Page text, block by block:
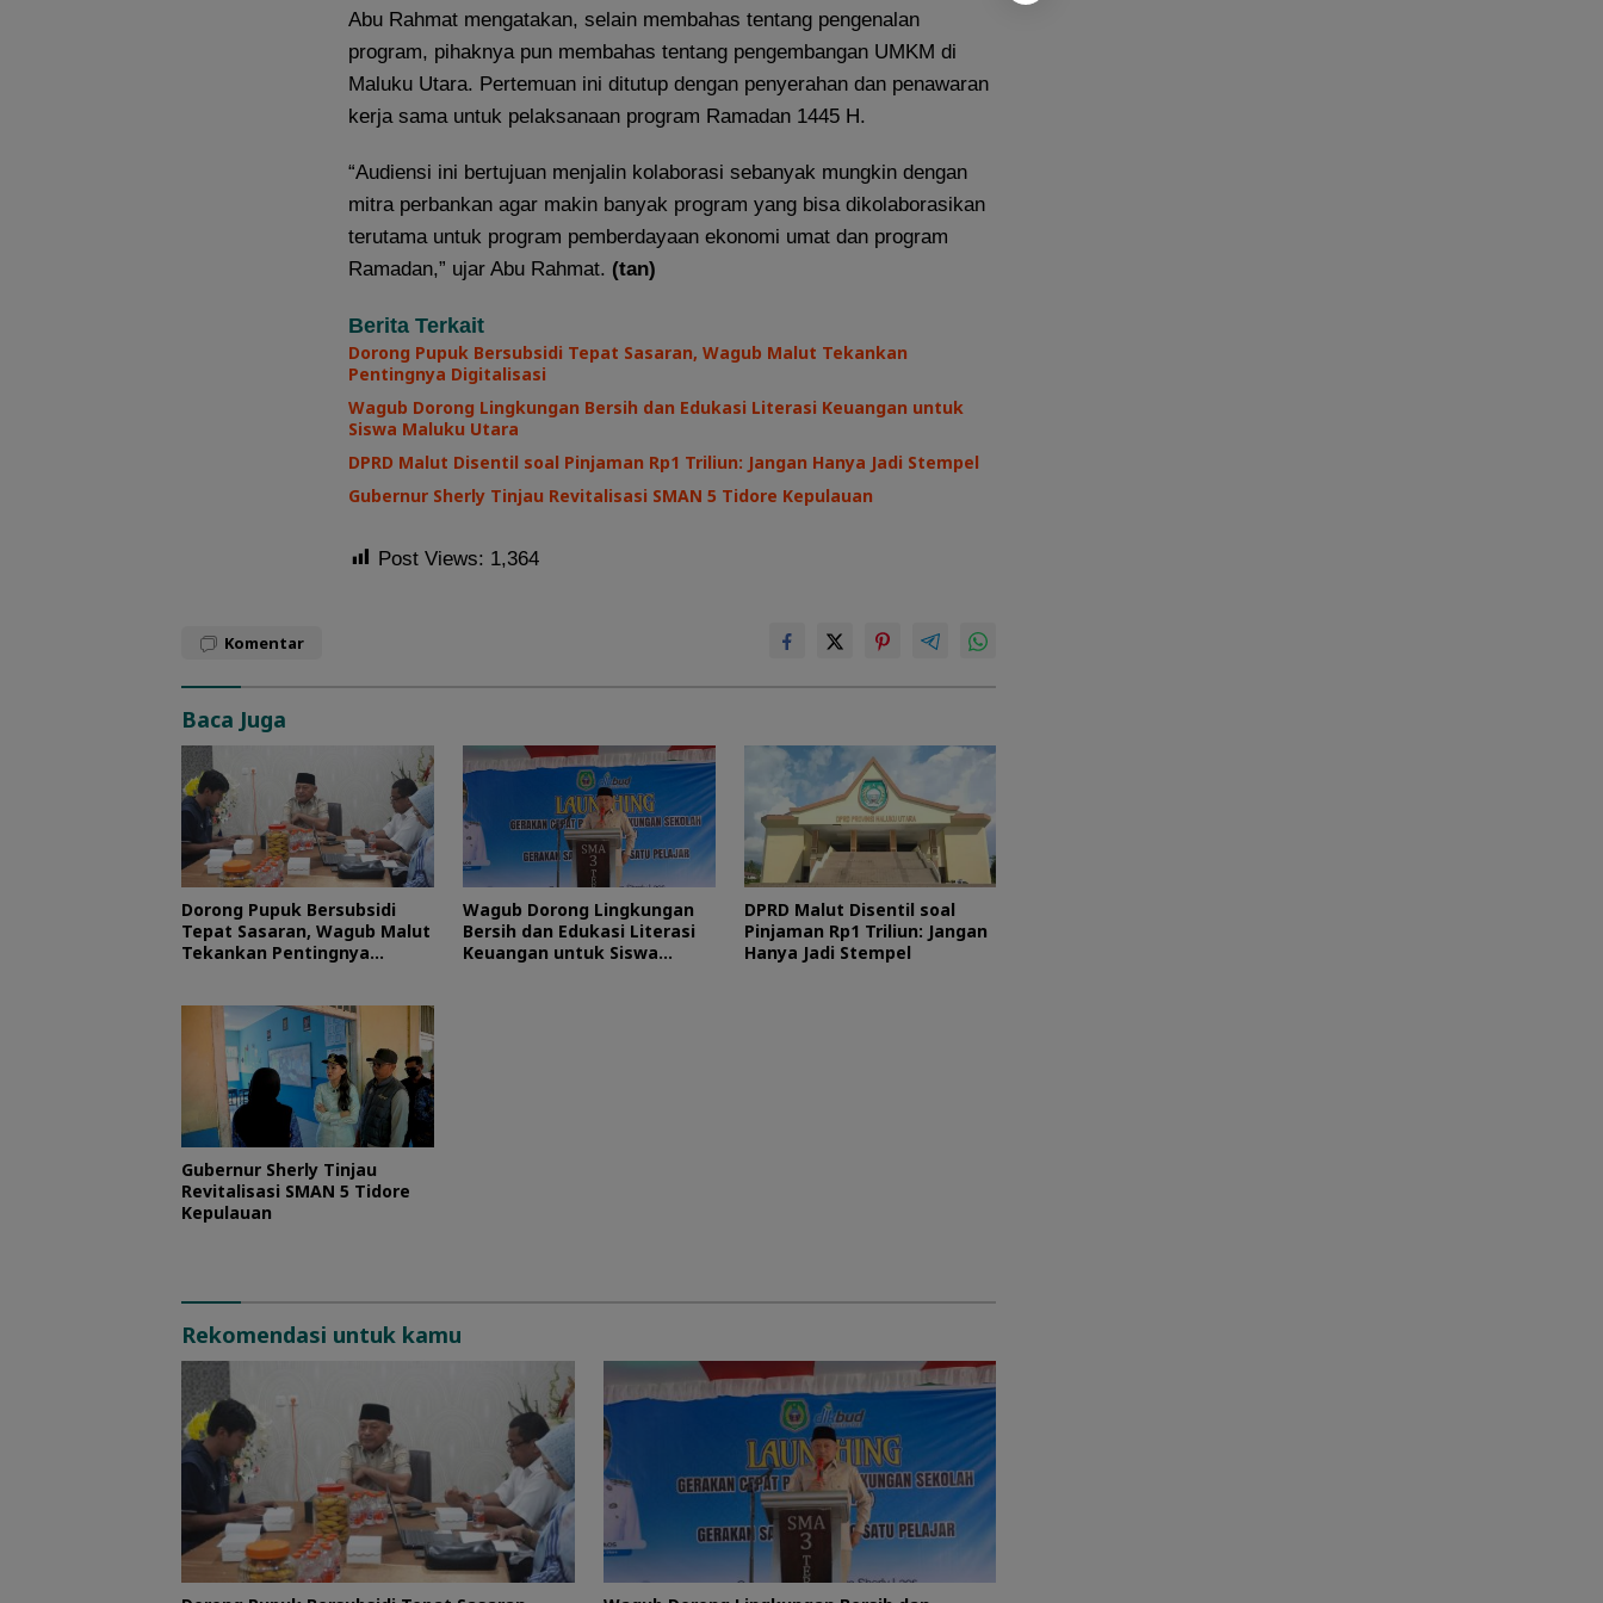
Abu Rahmat mengatakan, selain membahas tentang pengenalan
program, pihaknya pun membahas tentang pengembangan UMKM di
Maluku Utara. Pertemuan ini ditutup dengan penyerahan dan penawaran
kerja sama untuk pelaksanaan program Ramadan 1445 H.
“Audiensi ini bertujuan menjalin kolaborasi sebanyak mungkin dengan
mitra perbankan agar makin banyak program yang bisa dikolaborasikan
terutama untuk program pemberdayaan ekonomi umat dan program
Ramadan,” ujar Abu Rahmat. (tan)
Berita Terkait
Dorong Pupuk Bersubsidi Tepat Sasaran, Wagub Malut Tekankan
Pentingnya Digitalisasi
Wagub Dorong Lingkungan Bersih dan Edukasi Literasi Keuangan untuk
Siswa Maluku Utara
DPRD Malut Disentil soal Pinjaman Rp1 Triliun: Jangan Hanya Jadi Stempel
Gubernur Sherly Tinjau Revitalisasi SMAN 5 Tidore Kepulauan
Post Views: 1,364
Komentar
Baca Juga
Dorong Pupuk Bersubsidi
Tepat Sasaran, Wagub Malut
Tekankan Pentingnya
Wagub Dorong Lingkungan
Bersih dan Edukasi Literasi
Keuangan untuk Siswa
DPRD Malut Disentil soal
Pinjaman Rp1 Triliun: Jangan
Hanya Jadi Stempel
Gubernur Sherly Tinjau
Revitalisasi SMAN 5 Tidore
Kepulauan
Rekomendasi untuk kamu